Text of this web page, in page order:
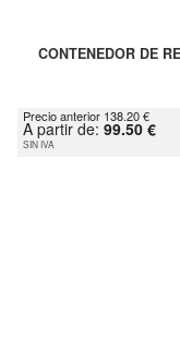
CONTENEDOR DE
Precio anterior 138.20 €
A partir de: 99.50 €
SIN IVA